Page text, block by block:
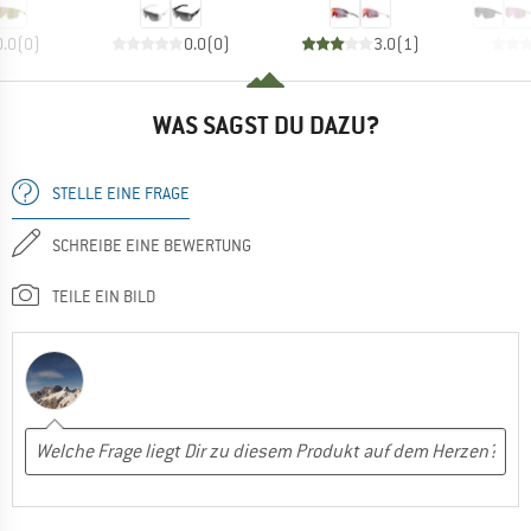
(0) 0.0(0) 3.0(1 )
WAS SAGST DU DAZU?
STELLE EINE FRAGE
SCHREIBE EINE BEWERTUNG
TEILE EIN BILD